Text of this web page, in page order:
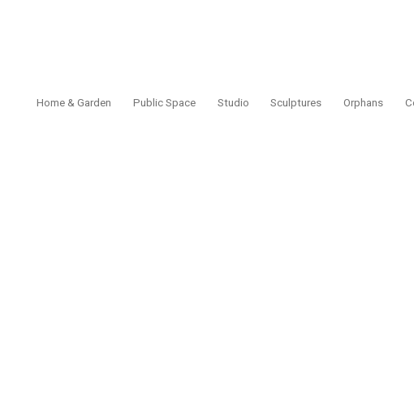
Home & Garden Public Space Studio Sculptures Orphans